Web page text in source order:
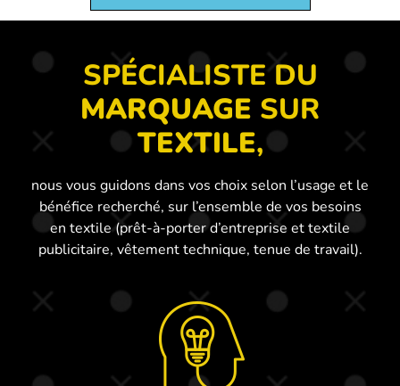
TEXTILE
D'IMAGE.
SAVOIR
SPÉCIALISTE DU
MARQUAGE SUR
TEXTILE,
nous vous guidons dans vos choix selon l’usage et le
bénéfice recherché, sur l’ensemble de vos besoins
en textile (prêt-à-porter d’entreprise et textile
publicitaire, vêtement technique, tenue de travail).